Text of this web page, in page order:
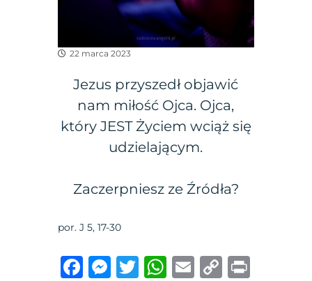
22 marca 2023
Jezus przyszedł objawić
nam miłość Ojca. Ojca,
który JEST Życiem wciąż się
udzielającym.
Zaczerpniesz ze Źródła?
por. J 5, 17-30
F
M T
W E
C